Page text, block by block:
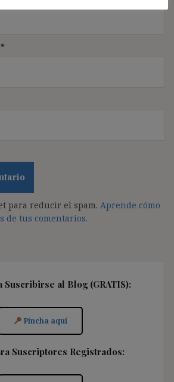
*
para reducir el spam. Aprende cómo
de tus comentarios.
Suscribirse al Blog (GRATIS):
Pincha aquí
Suscriptores Registrados: